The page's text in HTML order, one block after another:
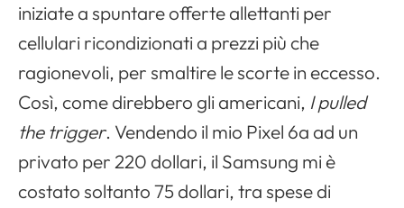
iniziate a spuntare offerte allettanti per
cellulari ricondizionati a prezzi più che
ragionevoli, per smaltire le scorte in eccesso.
Così, come direbbero gli americani, I pulled
the trigger. Vendendo il mio Pixel 6a ad un
privato per 220 dollari, il Samsung mi è
costato soltanto 75 dollari, tra spese di